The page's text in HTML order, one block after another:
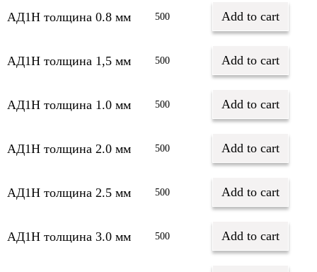
АД1Н толщина 0.8 мм 500 Add to cart
АД1Н толщина 1,5 мм 500 Add to cart
АД1Н толщина 1.0 мм 500 Add to cart
АД1Н толщина 2.0 мм 500 Add to cart
АД1Н толщина 2.5 мм 500 Add to cart
АД1Н толщина 3.0 мм 500 Add to cart